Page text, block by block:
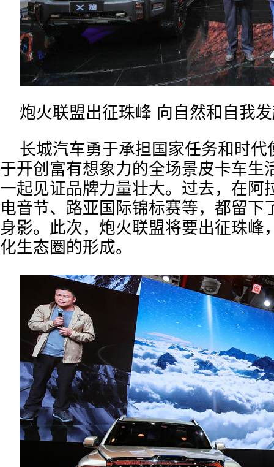
炮火联盟出征珠峰 向自然和自我
长城汽车勇于承担国家任务和时代
于开创富有想象力的全场景皮卡车生
一起见证品牌力量壮大。过去，在阿
电音节、路亚国际锦标赛等，都留下
身影。此次，炮火联盟将要出征珠峰
化生态圈的形成。